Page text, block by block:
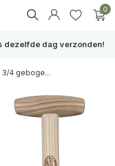
0
dezelfde dag verzonden!
3/4 geboge...